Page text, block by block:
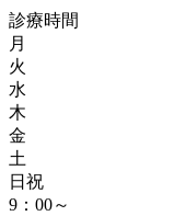
診療時間
月
火
水
木
金
土
日祝
9：00～